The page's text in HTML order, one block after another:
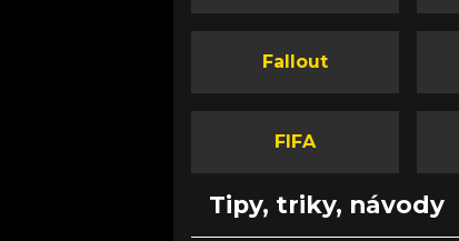
Fallout
FIFA
Tipy, triky, návody